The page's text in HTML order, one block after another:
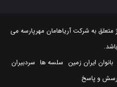
به شرکت آریاهامان مهرپارسه می
باشد.
بانوان ایران زمین سلسه ها سردبیران
و پاسخ